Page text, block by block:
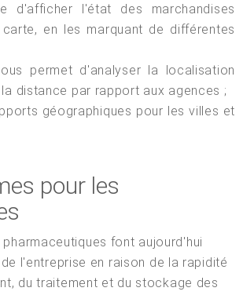
d'afficher l'état des marchandises
en les marquant de différentes
permet d'analyser la localisation
distance par rapport aux agences ;
géographiques pour les villes et
pour les
font aujourd'hui
l'entreprise en raison de la rapidité
du traitement et du stockage des